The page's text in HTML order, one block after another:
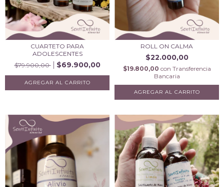
CUARTETO PARA
ADOLESCENTES
$79.900,00
$69.900,00
ROLL ON CALMA
$22.000,00
$19.800,00 con Transferencia
Bancaria
AGREGAR AL CARRITO